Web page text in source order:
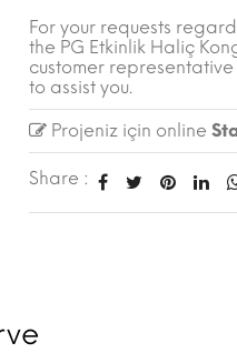
For your requests
the PG Etkinlik Haliç
customer
to assist you.
Projeniz için online
Share :